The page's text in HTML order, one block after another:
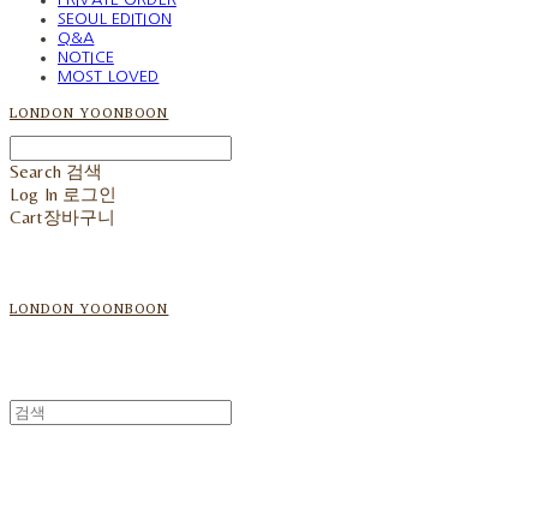
SEOUL EDITION
Q&A
NOTICE
MOST LOVED
LONDON YOONBOON
Search 검색
Log In 로그인
Cart장바구니
LONDON YOONBOON